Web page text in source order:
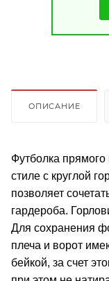
ОПИСАНИЕ
Футболка
стиле с круглой
позволяет
гардероба.
Для сохранения
плеча и ворот
бейкой, за счет